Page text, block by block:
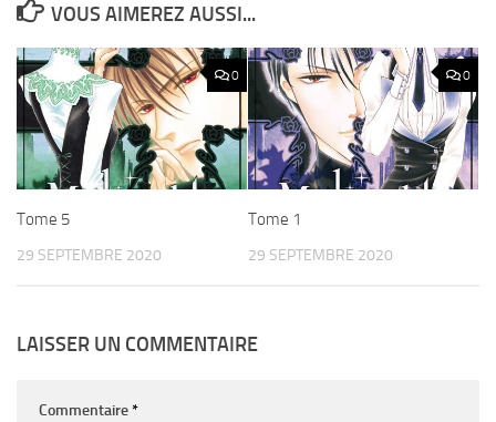
VOUS AIMEREZ AUSSI...
0
Tome 5
29 SEPTEMBRE 2020
0
Tome 1
29 SEPTEMBRE 2020
LAISSER UN COMMENTAIRE
Commentaire*